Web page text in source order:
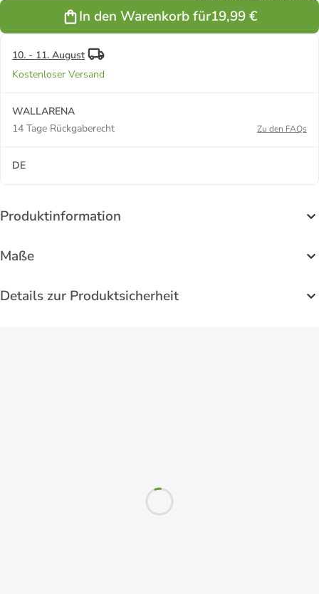
In den Warenkorb für19,99 €
10. - 11. August
Kostenloser Versand
WALLARENA
14 Tage Rückgaberecht
Zu den FAQs
DE
Produktinformation
Maße
Details zur Produktsicherheit